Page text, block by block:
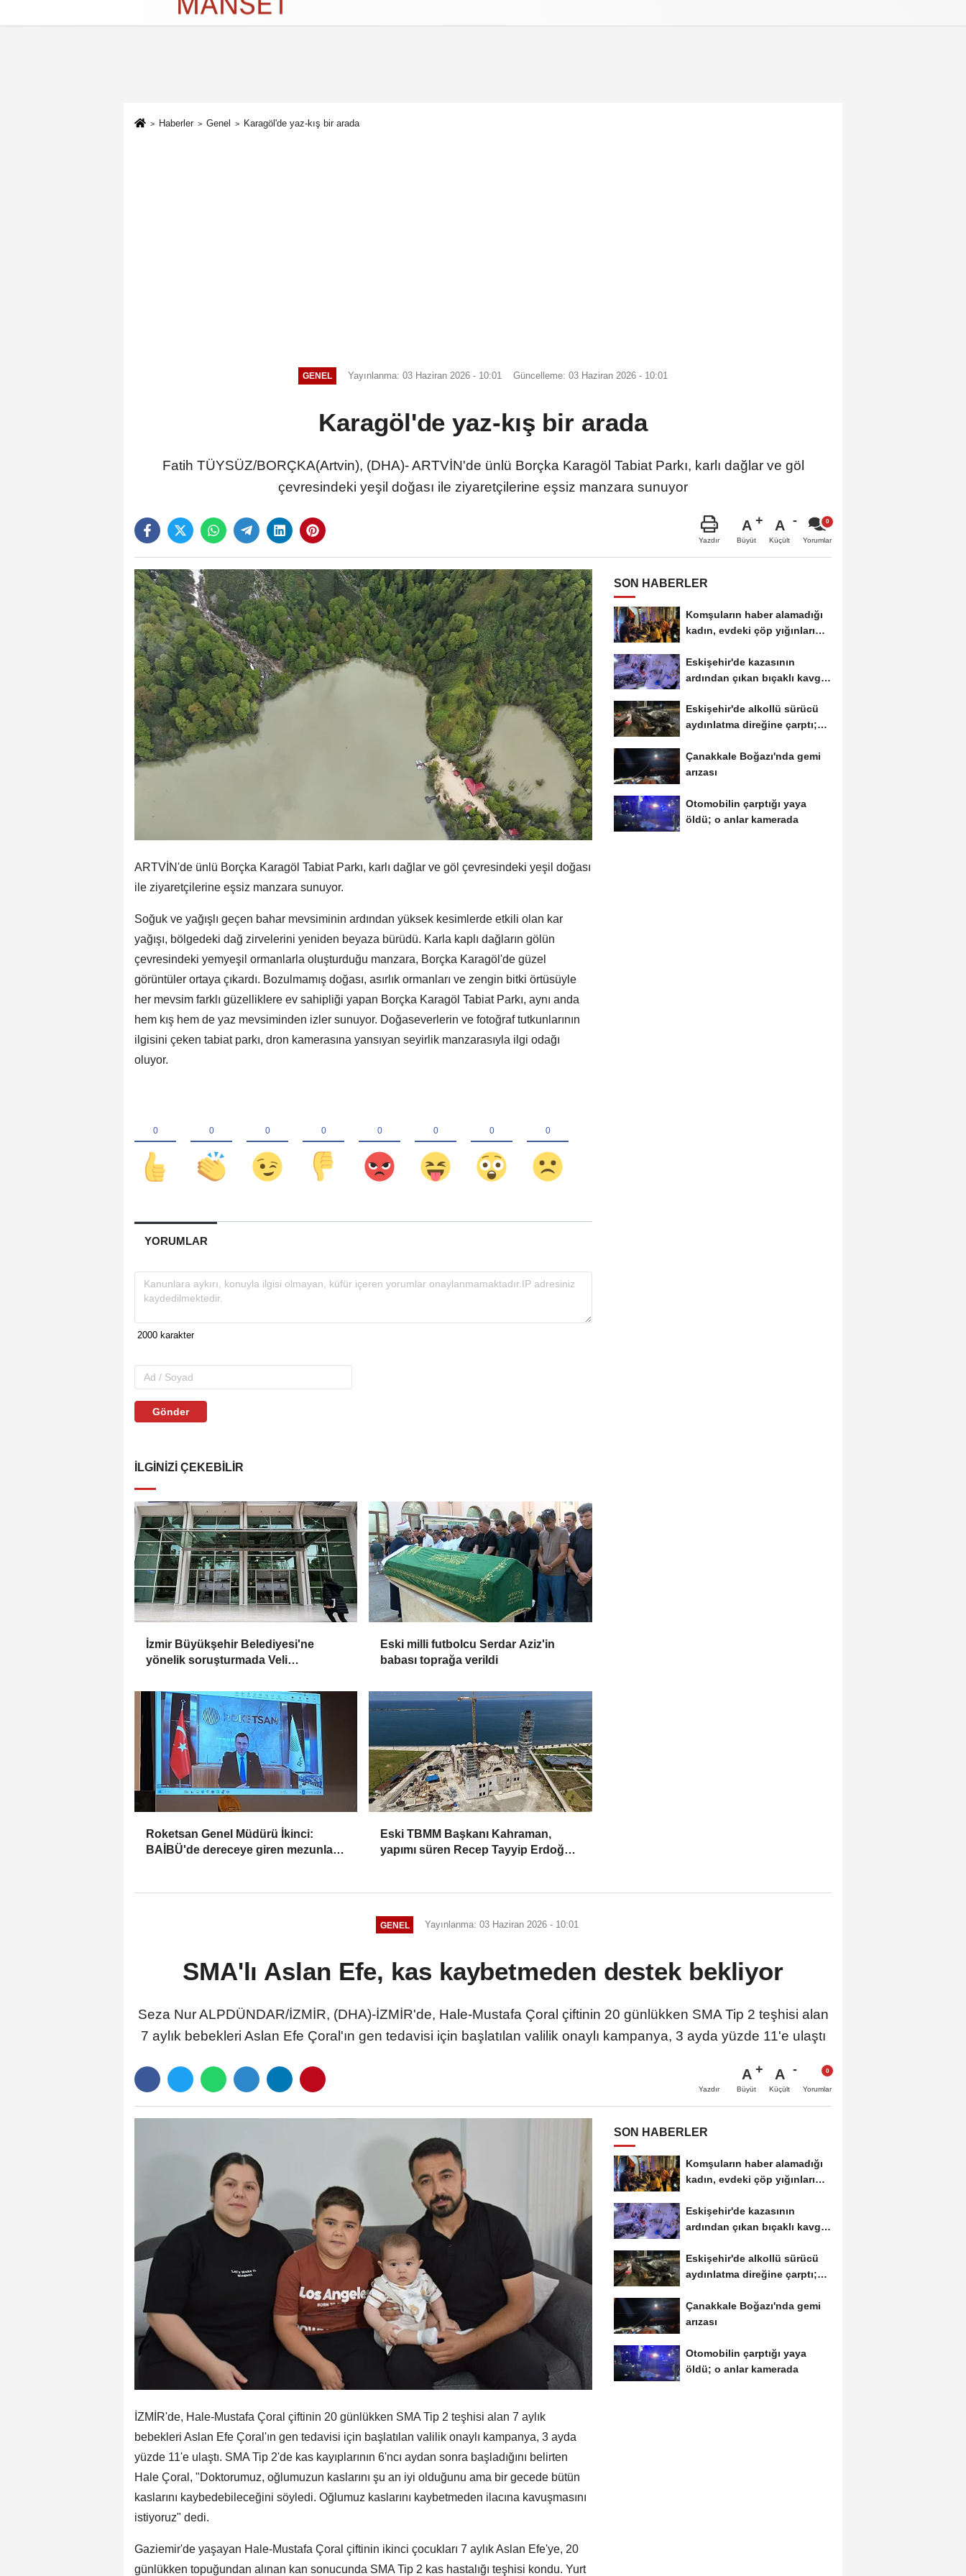
İletişim Çerez Politikası
Haberler Genel Karagöl'de yaz-kış bir arada
GENEL Yayınlanma: 03 Haziran 2026 - 10:01 Güncelleme: 03 Haziran 2026 - 10:01
Karagöl'de yaz-kış bir arada
Fatih TÜYSÜZ/BORÇKA(Artvin), (DHA)- ARTVİN'de ünlü Borçka Karagöl Tabiat Parkı, karlı dağlar ve göl
çevresindeki yeşil doğası ile ziyaretçilerine eşsiz manzara sunuyor
Yazdır
A
Büyüt
A
Küçült Yorumlar
ARTVİN'de ünlü Borçka Karagöl Tabiat Parkı, karlı dağlar ve göl çevresindeki yeşil doğası
ile ziyaretçilerine eşsiz manzara sunuyor.
Soğuk ve yağışlı geçen bahar mevsiminin ardından yüksek kesimlerde etkili olan kar
yağışı, bölgedeki dağ zirvelerini yeniden beyaza bürüdü. Karla kaplı dağların gölün
çevresindeki yemyeşil ormanlarla oluşturduğu manzara, Borçka Karagöl'de güzel
görüntüler ortaya çıkardı. Bozulmamış doğası, asırlık ormanları ve zengin bitki örtüsüyle
her mevsim farklı güzelliklere ev sahipliği yapan Borçka Karagöl Tabiat Parkı, aynı anda
hem kış hem de yaz mevsiminden izler sunuyor. Doğaseverlerin ve fotoğraf tutkunlarının
ilgisini çeken tabiat parkı, dron kamerasına yansıyan seyirlik manzarasıyla ilgi odağı
oluyor.
YORUMLAR
Gönder
İLGINIZI ÇEKEBILIR
İzmir Büyükşehir Belediyesi'ne
yönelik soruşturmada Veli
Eski milli futbolcu Serdar Aziz'in
babası toprağa verildi
Roketsan Genel Müdürü İkinci:
BAİBÜ'de dereceye giren mezunları
Eski TBMM Başkanı Kahraman,
yapımı süren Recep Tayyip Erdoğan
SON HABERLER
Komşuların haber alamadığı
kadın, evdeki çöp yığınları
Eskişehir'de kazasının
ardından çıkan bıçaklı kavga
Eskişehir'de alkollü sürücü
aydınlatma direğine çarptı;
Çanakkale Boğazı'nda gemi
arızası
Otomobilin çarptığı yaya
öldü; o anlar kamerada
GENEL Yayınlanma: 03 Haziran 2026 - 10:01
SMA'lı Aslan Efe, kas kaybetmeden destek bekliyor
Seza Nur ALPDÜNDAR/İZMİR, (DHA)-İZMİR'de, Hale-Mustafa Çoral çiftinin 20 günlükken SMA Tip 2 teşhisi alan
7 aylık bebekleri Aslan Efe Çoral'ın gen tedavisi için başlatılan valilik onaylı kampanya, 3 ayda yüzde 11'e ulaştı
Yazdır
A
Büyüt
A
Küçült Yorumlar
İZMİR'de, Hale-Mustafa Çoral çiftinin 20 günlükken SMA Tip 2 teşhisi alan 7 aylık
bebekleri Aslan Efe Çoral'ın gen tedavisi için başlatılan valilik onaylı kampanya, 3 ayda
yüzde 11'e ulaştı. SMA Tip 2'de kas kayıplarının 6'ncı aydan sonra başladığını belirten
Hale Çoral, "Doktorumuz, oğlumuzun kaslarını şu an iyi olduğunu ama bir gecede bütün
kaslarını kaybedebileceğini söyledi. Oğlumuz kaslarını kaybetmeden ilacına kavuşmasını
istiyoruz" dedi.
Gaziemir'de yaşayan Hale-Mustafa Çoral çiftinin ikinci çocukları 7 aylık Aslan Efe'ye, 20
günlükken topuğundan alınan kan sonucunda SMA Tip 2 kas hastalığı teşhisi kondu. Yurt
SON HABERLER
Komşuların haber alamadığı
kadın, evdeki çöp yığınları
Eskişehir'de kazasının
ardından çıkan bıçaklı kavga
Eskişehir'de alkollü sürücü
aydınlatma direğine çarptı;
Çanakkale Boğazı'nda gemi
arızası
Otomobilin çarptığı yaya
öldü; o anlar kamerada